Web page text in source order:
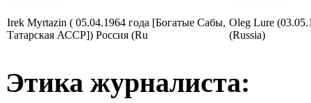
Irek Myrtazin ( 05.04.1964 года [Богатые Сабы,
Татарская АССР]) Россия (Ru
Oleg Lure
(Russia)
Этика журналиста: